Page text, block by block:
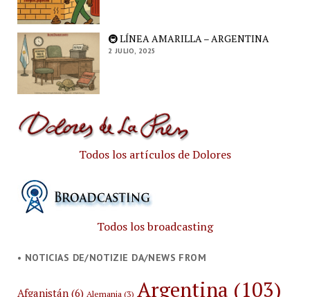
🚇 LÍNEA AMARILLA – ARGENTINA
2 JULIO, 2025
Todos los artículos de Dolores
Todos los broadcasting
• NOTICIAS DE/NOTIZIE DA/NEWS FROM
Afganistán(6) Alemania (3) Argentina (103)